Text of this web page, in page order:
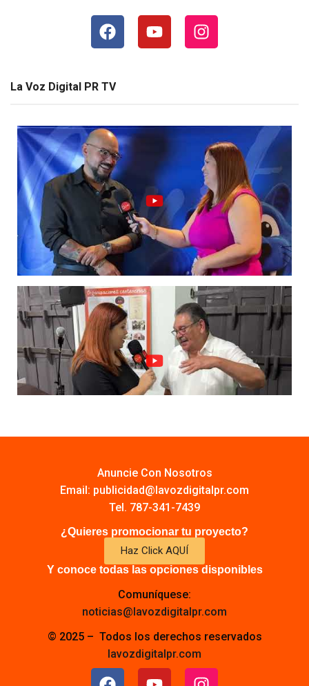
La Voz Digital PR TV
Anuncie Con Nosotros
Email: publicidad@lavozdigitalpr.com
Tel. 787-341-7439
¿Quieres promocionar tu proyecto?
Haz Click AQUÍ
Y conoce todas las opciones disponibles
Comuníquese:
noticias@lavozdigitalpr.com
© 2025 – Todos los derechos reservados
lavozdigitalpr.com